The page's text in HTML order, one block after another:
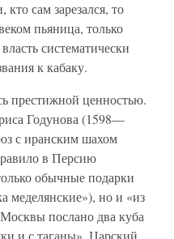
сам зарезался, то
пьяница, только
систематически
к кабаку.
престижной ценностью.
Годунова (1598—
с иранским шахом
в Персию
обычные подарки
меделянские»), но и «из
послано два куба
и с таганы». Царский